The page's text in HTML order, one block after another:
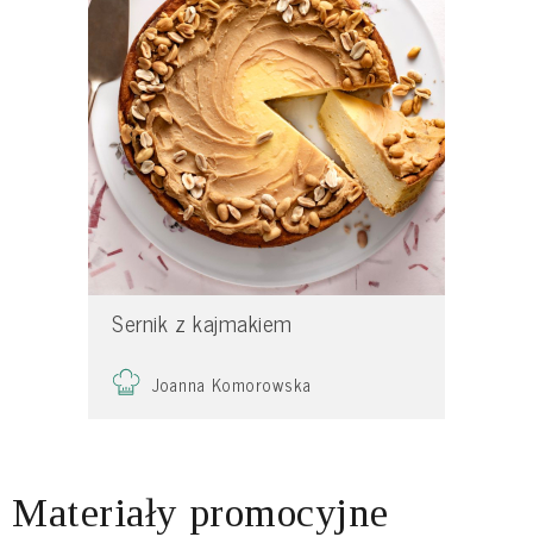
Sernik z kajmakiem
Joanna Komorowska
Materiały promocyjne